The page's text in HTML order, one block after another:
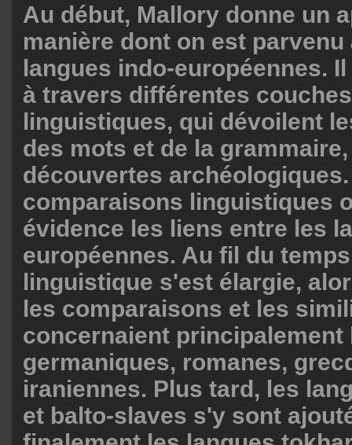
Au début, Mallory donne un
manière dont on est
langues indo-européennes.
à travers différentes
linguistiques, qui dévoilent
des mots et de la
découvertes
comparaisons linguistiques
évidence les liens entre les
européennes. Au fil du
linguistique s'est élargie,
les comparaisons et les
concernaient principalement
germaniques, romanes,
iraniennes. Plus tard, les
et balto-slaves s'y sont